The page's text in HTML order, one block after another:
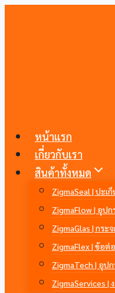
หน้าแรก
เกี่ยวกับเรา
สินค้าทั้งหมด
ZigmaSeal | ปะเ
ZigmaFlow | อุป
ZigmaGlas | กร
ZigmaFlex | ข้อ
ZigmaTech | อุป
ZigmaServices |